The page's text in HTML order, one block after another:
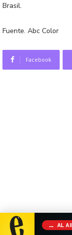
Brasil.
Fuente. Abc Color
Facebook